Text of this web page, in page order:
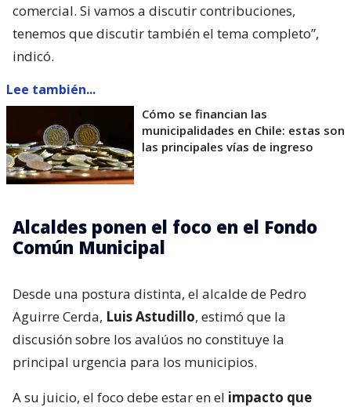
comercial. Si vamos a discutir contribuciones,
tenemos que discutir también el tema completo”,
indicó.
Lee también...
Cómo se financian las
municipalidades en Chile: estas son
las principales vías de ingreso
Alcaldes ponen el foco en el Fondo
Común Municipal
Desde una postura distinta, el alcalde de Pedro
Aguirre Cerda, Luis Astudillo, estimó que la
discusión sobre los avalúos no constituye la
principal urgencia para los municipios.
A su juicio, el foco debe estar en el impacto que